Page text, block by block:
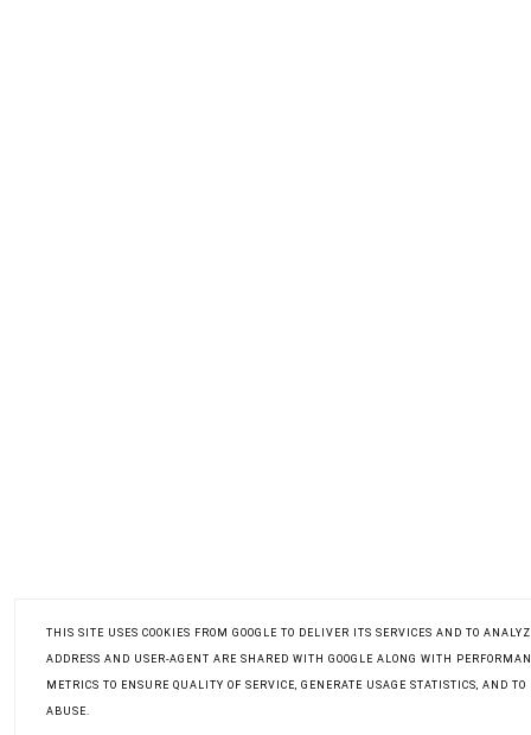
THIS SITE USES COOKIES FROM GOOGLE TO DELIVER ITS SERVICES AND TO
ADDRESS AND USER-AGENT ARE SHARED WITH GOOGLE ALONG WITH
METRICS TO ENSURE QUALITY OF SERVICE, GENERATE USAGE STATISTICS, AND
ABUSE.